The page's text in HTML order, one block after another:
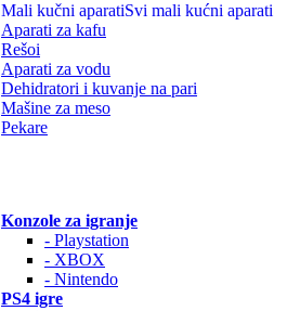
Mali kučni aparatiSvi mali kućni aparati
Aparati za kafu
Rešoi
Aparati za vodu
Dehidratori i kuvanje na pari
Mašine za meso
Pekare
Konzole za igranje
- Playstation
- XBOX
- Nintendo
PS4 igre